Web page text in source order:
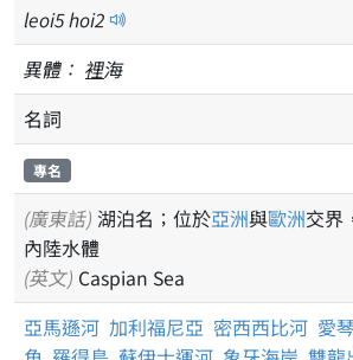
leoi5hoi2
異體： 裡海
名詞
專名
(廣東話) 湖泊名；位於亞洲與歐洲交界
內陸水體
(英文) Caspian Sea
亞馬遜河 加利福尼亞 密西西比河 愛